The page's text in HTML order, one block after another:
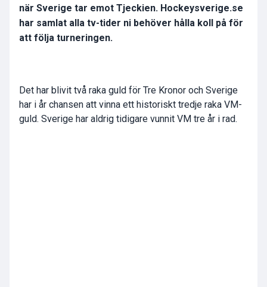
när Sverige tar emot Tjeckien. Hockeysverige.se
har samlat alla tv-tider ni behöver hålla koll på för
att följa turneringen.
Det har blivit två raka guld för Tre Kronor och Sverige
har i år chansen att vinna ett historiskt tredje raka VM-
guld. Sverige har aldrig tidigare vunnit VM tre år i rad.